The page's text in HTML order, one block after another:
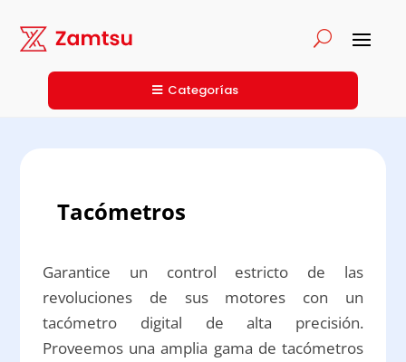
Categorías
Tacómetros
Garantice un control estricto de las
revoluciones de sus motores con un
tacómetro digital de alta precisión.
Proveemos una amplia gama de tacómetros